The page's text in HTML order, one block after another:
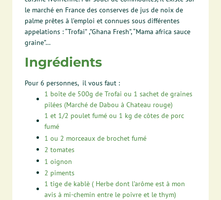
le marché en France des conserves de jus de noix de
palme prêtes à l’emploi et connues sous différentes
appelations : “Trofai” ,”Ghana Fresh”, “Mama africa sauce
graine”…
Ingrédients
Pour 6 personnes, il vous faut :
1 boîte de 500g de Trofai ou 1 sachet de graines
pilées (Marché de Dabou à Chateau rouge)
1 et 1/2 poulet fumé ou 1 kg de côtes de porc
fumé
1 ou 2 morceaux de brochet fumé
2 tomates
1 oignon
2 piments
1 tige de kablè ( Herbe dont l’arôme est à mon
avis à mi-chemin entre le poivre et le thym)